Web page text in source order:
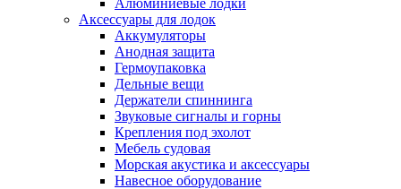
Алюминиевые лодки
Аксессуары для лодок
Аккумуляторы
Анодная защита
Гермоупаковка
Дельные вещи
Держатели спиннинга
Звуковые сигналы и горны
Крепления под эхолот
Мебель судовая
Морская акустика и аксессуары
Навесное оборудование